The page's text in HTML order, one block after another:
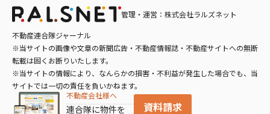
デザイナーズ
管理・運営：株式会社ラルズネット
不動産連合隊ジャーナル
※当サイトの画像や文章の新聞広告・不動産情報誌・不動産サイトへの無断
転載は固くお断りいたします。
※当サイトの情報により、なんらかの損害・不利益が発生した場合でも、当
サイトでは一切の責任を負いかねます。
不動産会社様へ
連合隊に物件を
資料請求